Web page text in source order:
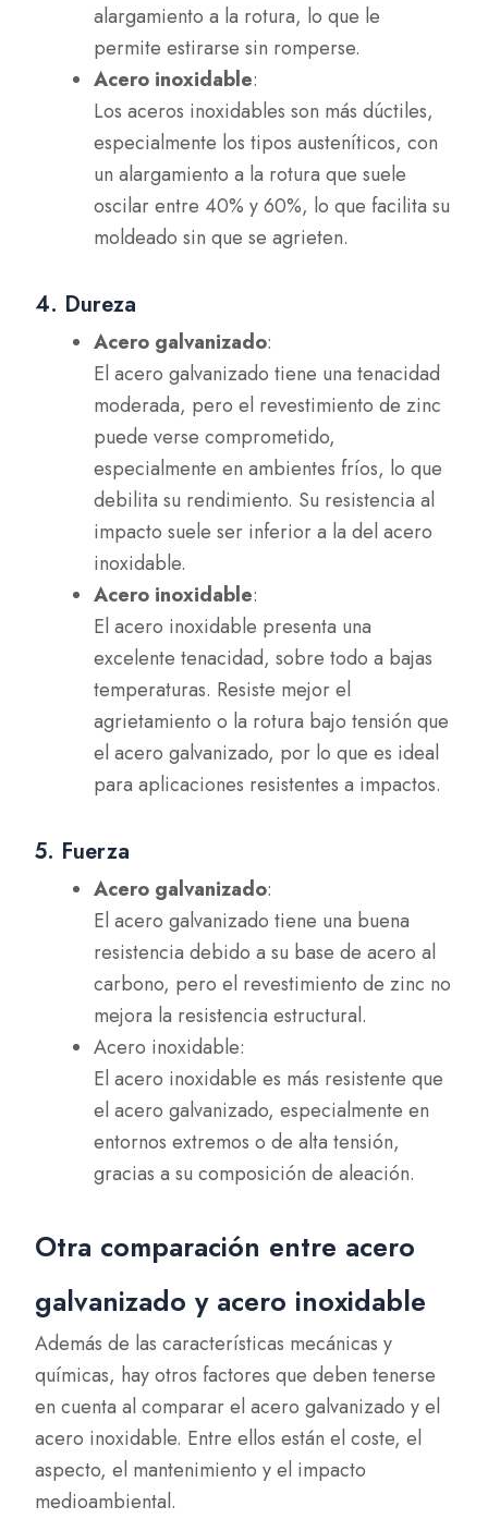
alargamiento a la rotura, lo que le
permite estirarse sin romperse.
Acero inoxidable:
Los aceros inoxidables son más dúctiles,
especialmente los tipos austeníticos, con
un alargamiento a la rotura que suele
oscilar entre 40% y 60%, lo que facilita su
moldeado sin que se agrieten.
4. Dureza
Acero galvanizado:
El acero galvanizado tiene una tenacidad
moderada, pero el revestimiento de zinc
puede verse comprometido,
especialmente en ambientes fríos, lo que
debilita su rendimiento. Su resistencia al
impacto suele ser inferior a la del acero
inoxidable.
Acero inoxidable:
El acero inoxidable presenta una
excelente tenacidad, sobre todo a bajas
temperaturas. Resiste mejor el
agrietamiento o la rotura bajo tensión que
el acero galvanizado, por lo que es ideal
para aplicaciones resistentes a impactos.
5. Fuerza
Acero galvanizado:
El acero galvanizado tiene una buena
resistencia debido a su base de acero al
carbono, pero el revestimiento de zinc no
mejora la resistencia estructural.
Acero inoxidable:
El acero inoxidable es más resistente que
el acero galvanizado, especialmente en
entornos extremos o de alta tensión,
gracias a su composición de aleación.
Otra comparación entre acero
galvanizado y acero inoxidable
Además de las características mecánicas y
químicas, hay otros factores que deben tenerse
en cuenta al comparar el acero galvanizado y el
acero inoxidable. Entre ellos están el coste, el
aspecto, el mantenimiento y el impacto
medioambiental.